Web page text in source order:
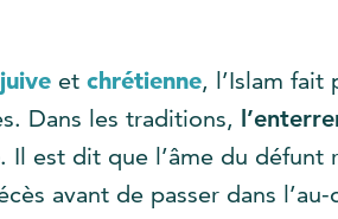
juive etchrétienne, l’Islam fait
Dans les traditions,
. Il est dit que l’âme du défunt
avant de passer dans l’au-